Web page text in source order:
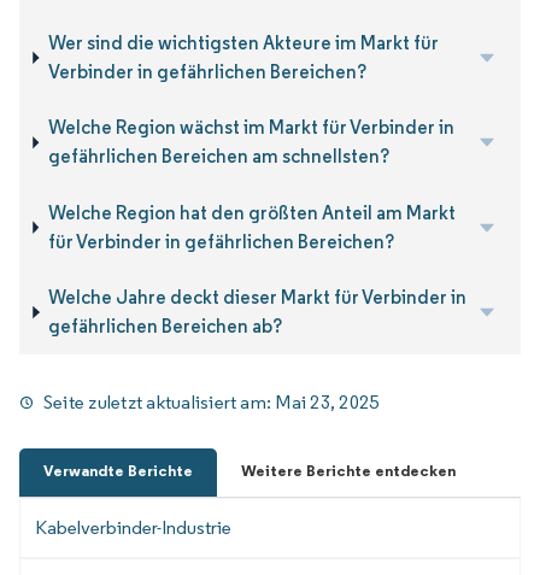
Wer sind die wichtigsten Akteure im Markt für
Verbinder in gefährlichen Bereichen?
Welche Region wächst im Markt für Verbinder in
gefährlichen Bereichen am schnellsten?
Welche Region hat den größten Anteil am Markt
für Verbinder in gefährlichen Bereichen?
Welche Jahre deckt dieser Markt für Verbinder in
gefährlichen Bereichen ab?
Seite zuletzt aktualisiert am: Mai 23, 2025
Verwandte Berichte Weitere Berichte entdecken
Kabelverbinder-Industrie